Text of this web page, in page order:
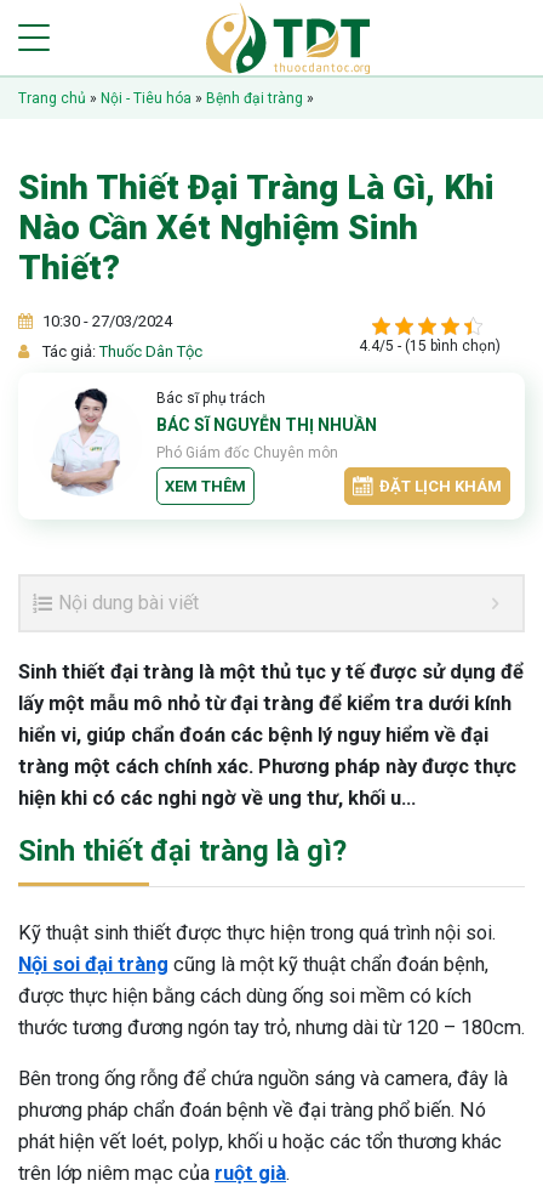
Trang chủ » Nội - Tiêu hóa » Bệnh đại tràng »
Sinh Thiết Đại Tràng Là Gì, Khi
Nào Cần Xét Nghiệm Sinh
Thiết?
10:30 - 27/03/2024
Tác giả:Thuốc Dân Tộc 4.4/5 - (15 bình chọn)
Bác sĩ phụ trách
BÁC SĨ NGUYỄN THỊ NHUẦN
Phó Giám đốc Chuyên môn
XEM THÊM ĐẶT LỊCH KHÁM
Nội dung bài viết
Sinh thiết đại tràng là một thủ tục y tế được sử dụng để
lấy một mẫu mô nhỏ từ đại tràng để kiểm tra dưới kính
hiển vi, giúp chẩn đoán các bệnh lý nguy hiểm về đại
tràng một cách chính xác. Phương pháp này được thực
hiện khi có các nghi ngờ về ung thư, khối u…
Sinh thiết đại tràng là gì?
Kỹ thuật sinh thiết được thực hiện trong quá trình nội soi.
Nội soi đại tràng cũng là một kỹ thuật chẩn đoán bệnh,
được thực hiện bằng cách dùng ống soi mềm có kích
thước tương đương ngón tay trỏ, nhưng dài từ 120 – 180cm.
Bên trong ống rỗng để chứa nguồn sáng và camera, đây là
phương pháp chẩn đoán bệnh về đại tràng phổ biến. Nó
phát hiện vết loét, polyp, khối u hoặc các tổn thương khác
trên lớp niêm mạc của ruột già.